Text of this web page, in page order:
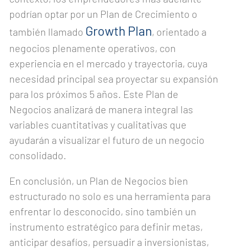
podrían optar por un Plan de Crecimiento o
también llamado Growth Plan, orientado a
negocios plenamente operativos, con
experiencia en el mercado y trayectoria, cuya
necesidad principal sea proyectar su expansión
para los próximos 5 años. Este Plan de
Negocios analizará de manera integral las
variables cuantitativas y cualitativas que
ayudarán a visualizar el futuro de un negocio
consolidado.
En conclusión, un Plan de Negocios bien
estructurado no solo es una herramienta para
enfrentar lo desconocido, sino también un
instrumento estratégico para definir metas,
anticipar desafíos, persuadir a inversionistas,